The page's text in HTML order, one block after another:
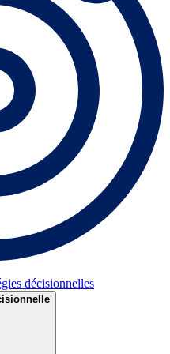
décisionnelles